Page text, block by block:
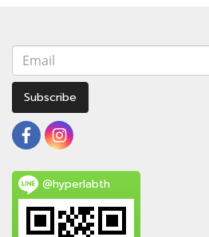
Subscribe
@hyperlabth